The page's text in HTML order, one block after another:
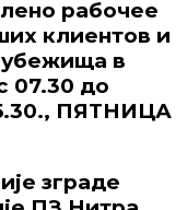
рабочее
клиентов и
в
до
ПЯТНИЦА
зграде